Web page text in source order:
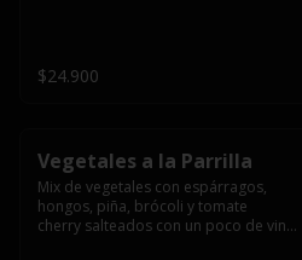
$24.900
Vegetales a la Parrilla
Mix de vegetales con espárragos,
hongos, piña, brócoli y tomate
cherry salteados con un poco de vino